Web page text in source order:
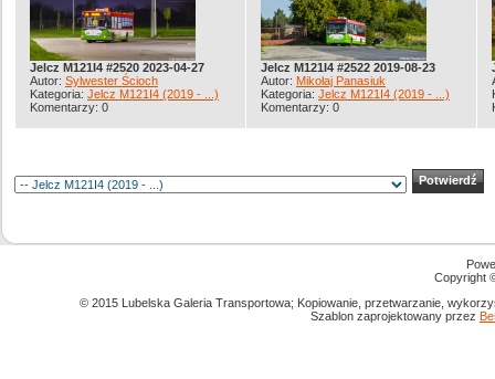
Jelcz M121I4 #2520 2023-04-27
Autor: Sylwester Ścioch
Kategoria: Jelcz M121I4 (2019 - ...)
Komentarzy: 0
Jelcz M121I4 #2522 2019-08-23
Autor: Mikołaj Panasiuk
Kategoria: Jelcz M121I4 (2019 - ...)
Komentarzy: 0
Copyright
© 2015 Lubelska Galeria Transportowa; Kopiowanie, przetwarzanie,
Szablon zaprojektowany przez